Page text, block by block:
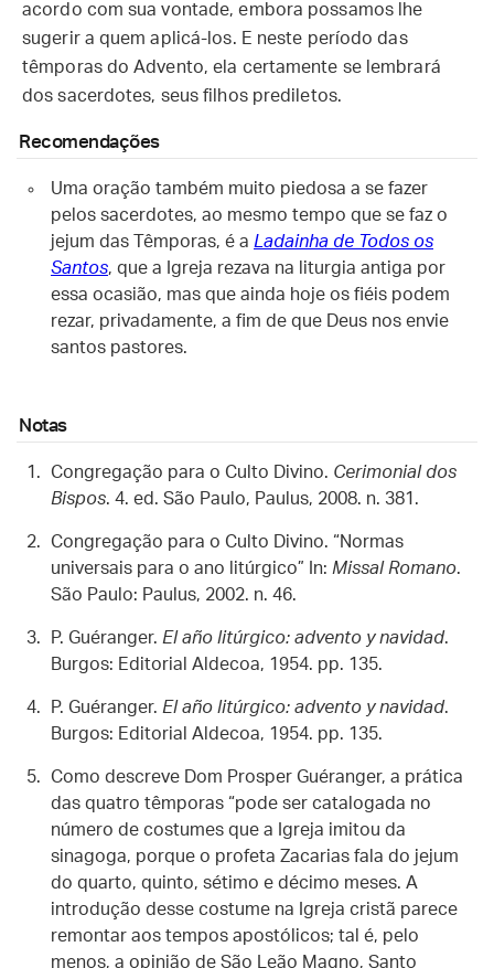
acordo com sua vontade, embora possamos lhe
sugerir a quem aplicá-los. E neste período das
têmporas do Advento, ela certamente se lembrará
dos sacerdotes, seus filhos prediletos.
Recomendações
Uma oração também muito piedosa a se fazer
pelos sacerdotes, ao mesmo tempo que se faz o
jejum das Têmporas, é a Ladainha de Todos os
Santos, que a Igreja rezava na liturgia antiga por
essa ocasião, mas que ainda hoje os fiéis podem
rezar, privadamente, a fim de que Deus nos envie
santos pastores.
Notas
Congregação para o Culto Divino. Cerimonial dos
Bispos. 4. ed. São Paulo, Paulus, 2008. n. 381.
Congregação para o Culto Divino. “Normas
universais para o ano litúrgico” In: Missal Romano.
São Paulo: Paulus, 2002. n. 46.
P. Guéranger. El año litúrgico: advento y navidad.
Burgos: Editorial Aldecoa, 1954. pp. 135.
P. Guéranger. El año litúrgico: advento y navidad.
Burgos: Editorial Aldecoa, 1954. pp. 135.
Como descreve Dom Prosper Guéranger, a prática
das quatro têmporas “pode ser catalogada no
número de costumes que a Igreja imitou da
sinagoga, porque o profeta Zacarias fala do jejum
do quarto, quinto, sétimo e décimo meses. A
introdução desse costume na Igreja cristã parece
remontar aos tempos apostólicos; tal é, pelo
menos, a opinião de São Leão Magno, Santo